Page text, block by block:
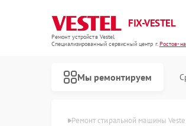
FIX-VESTEL
Ремонт устройств Vestel
Специализированный cервисный центр г.Ростов-
Мы ремонтируем
Ремонт стиральной машины